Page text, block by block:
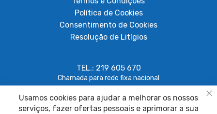
Política de Cookies
Consentimento de Cookies
Resolução de Litígios
TEL.: 219 605 670
Chamada para rede fixa nacional
geral@papagaiosempenas.com
Usamos cookies para ajudar a melhorar os nossos
serviços, fazer ofertas pessoais e aprimorar a sua